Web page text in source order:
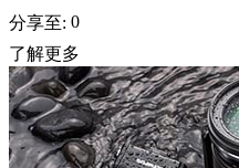
分享至: 0
了解更多